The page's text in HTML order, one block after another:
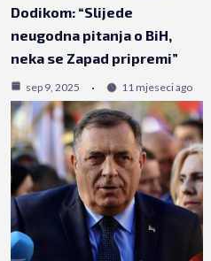
Dodikom: “Slijede
neugodna pitanja o BiH,
neka se Zapad pripremi”
sep 9, 2025 11 mjeseci ago